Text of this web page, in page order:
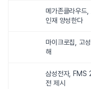
메가존클라우드
인재 양성한다
마이크로칩, 고
해
삼성전자, FMS
전 제시